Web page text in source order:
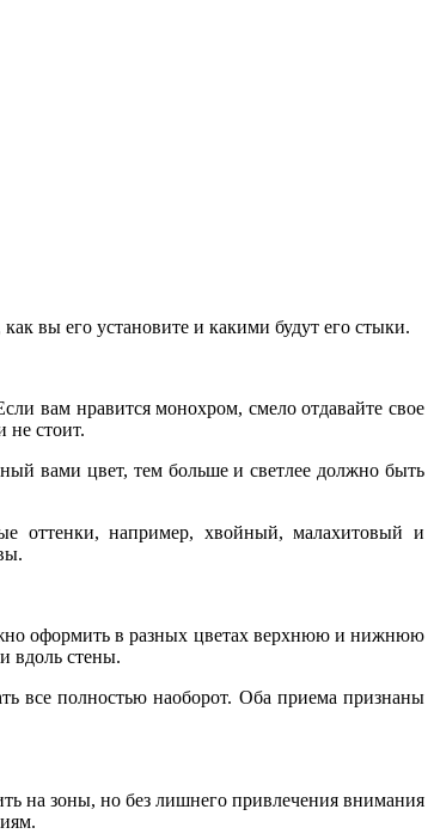
вы его установите и какими будут его стыки.
вам нравится монохром, смело отдавайте свое
не стоит.
вами цвет, тем больше и светлее должно быть
оттенки, например, хвойный, малахитовый и
оформить в разных цветах верхнюю и нижнюю
вдоль стены.
все полностью наоборот. Оба приема признаны
на зоны, но без лишнего привлечения внимания